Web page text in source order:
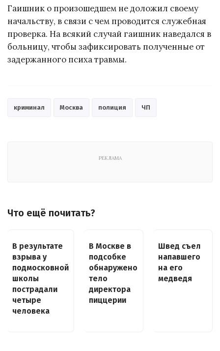
Гаишник о произошедшем не доложил своему
начальству, в связи с чем проводится служебная
проверка. На всякий случай гаишник наведался в
больницу, чтобы зафиксировать полученные от
задержанного психа травмы.
криминал Москва полиция ЧП
РЕКЛАМА
Что ещё почитать?
В результате
взрыва у
подмосковной
школы
пострадали
четыре
человека
В Москве в
подсобке
обнаружено
тело
директора
пиццерии
Швед съел
напавшего
на его
медведя